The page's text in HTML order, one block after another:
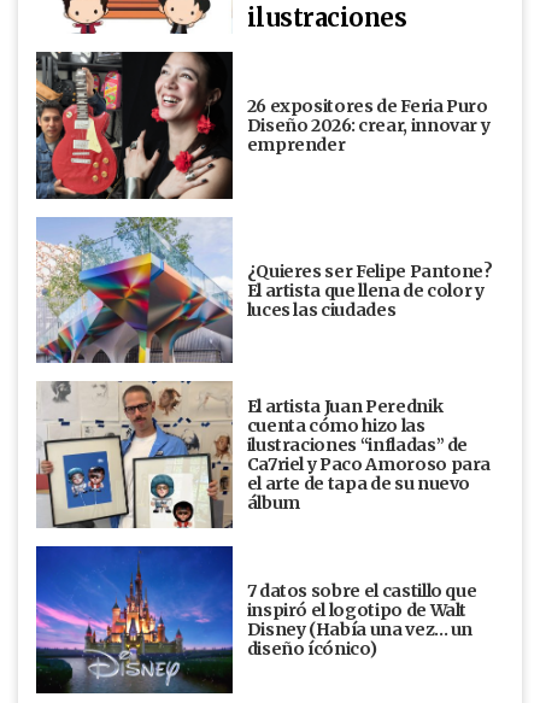
ilustraciones
26 expositores de Feria Puro
Diseño 2026: crear, innovar y
emprender
¿Quieres ser Felipe Pantone?
El artista que llena de color y
luces las ciudades
El artista Juan Perednik
cuenta cómo hizo las
ilustraciones “infladas” de
Ca7riel y Paco Amoroso para
el arte de tapa de su nuevo
álbum
7 datos sobre el castillo que
inspiró el logotipo de Walt
Disney (Había una vez... un
diseño ícónico)